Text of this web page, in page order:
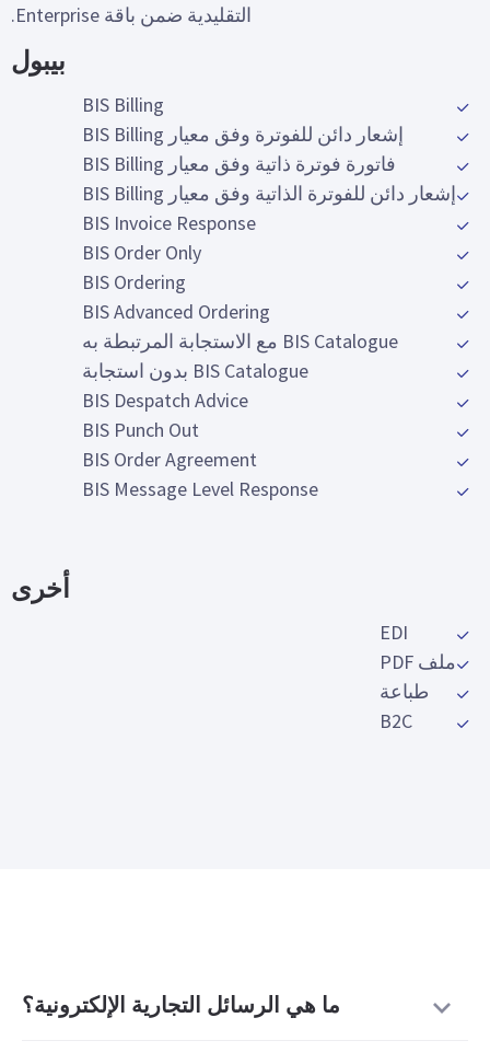
التقليدية ضمن باقة Enterprise.
بيبول
BIS Billing
إشعار دائن للفوترة وفق معيار BIS Billing
فاتورة فوترة ذاتية وفق معيار BIS Billing
إشعار دائن للفوترة الذاتية وفق معيار BIS Billing
BIS Invoice Response
BIS Order Only
BIS Ordering
BIS Advanced Ordering
BIS Catalogue مع الاستجابة المرتبطة به
BIS Catalogue بدون استجابة
BIS Despatch Advice
BIS Punch Out
BIS Order Agreement
BIS Message Level Response
أخرى
EDI
ملف PDF
طباعة
B2C
ما هي الرسائل التجارية الإلكترونية؟